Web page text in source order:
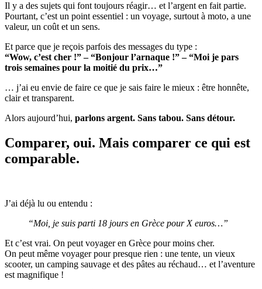
Il y a des sujets qui font toujours réagir… et l’argent en fait partie.
Pourtant, c’est un point essentiel : un voyage, surtout à moto, a une
valeur, un coût et un sens.
Et parce que je reçois parfois des messages du type :
“Wow, c’est cher !” – “Bonjour l’arnaque !” – “Moi je pars
trois semaines pour la moitié du prix…”
… j’ai eu envie de faire ce que je sais faire le mieux : être honnête,
clair et transparent.
Alors aujourd’hui, parlons argent. Sans tabou. Sans détour.
Comparer, oui. Mais comparer ce qui est
comparable.
J’ai déjà lu ou entendu :
“Moi, je suis parti 18 jours en Grèce pour X euros…”
Et c’est vrai. On peut voyager en Grèce pour moins cher.
On peut même voyager pour presque rien : une tente, un vieux
scooter, un camping sauvage et des pâtes au réchaud… et l’aventure
est magnifique !